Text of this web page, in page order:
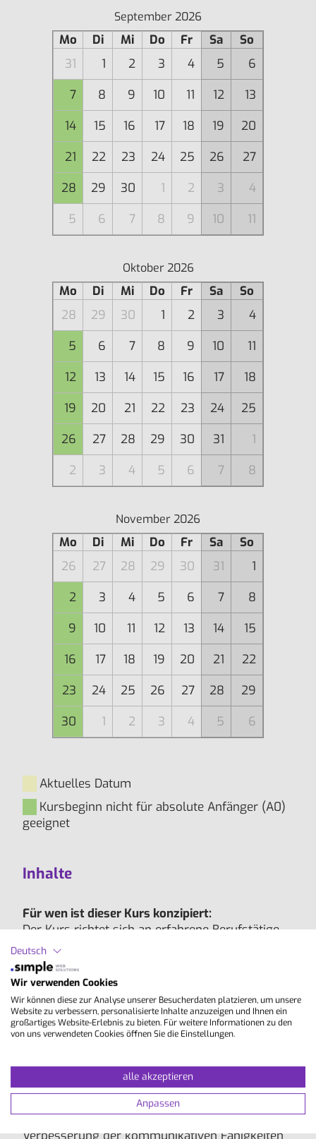
September 2026
Mo Di Mi Do Fr Sa
So
31
1 2 3 4 5
6
7
8 9 10 11 12
13
14
15 16 17 18 19
20
21
22 23 24 25 26
27
28
29 30 1 2 3
4
5
6 7 8 9 10 11
Oktober 2026
Mo Di Mi Do Fr Sa
So
28
29 30 1 2 3
4
5
6 7 8 9 10
11
12
13 14 15 16 17
18
19
20 21 22 23 24
25
26
27 28 29 30 31
1
2
3 4 5 6 7 8
November 2026
Mo Di Mi Do Fr Sa
So
26
27 28 29 30 31
1
2
3 4 5 6 7
8
9
10 11 12 13 14
15
16
17 18 19 20 21
22
23
24 25 26 27 28
29
30
1 2 3 4 5 6
Aktuelles Datum
Kursbeginn nicht für absolute Anfänger (A0)
geeignet
Inhalte
Für wen ist dieser Kurs konzipiert:
Der Kurs richtet sich an erfahrene Berufstätige,
die ihre Kenntnisse in Business English in kurzer
Zeit vertiefen und ausbauen möchten. Die
Teilnehmer kommen in der Regel aus den
Bereichen Finanzwesen, Gastgewerbe und
Tourismus, Rechtswesen, Medien, Produktion,
Management und Geschäftsführung, Pharmazie,
Verkauf und Marketing, Logistik, Vertrieb,
Produktionsmanagement.
Der Kurs legt den Schwerpunkt auf die
Verbesserung der kommunikativen Fähigkeiten
Deutsch
Wir verwenden Cookies
Wir können diese zur Analyse unserer Besucherdaten platzieren, um unsere
Website zu verbessern, personalisierte Inhalte anzuzeigen und Ihnen ein
großartiges Website-Erlebnis zu bieten. Für weitere Informationen zu den
von uns verwendeten Cookies öffnen Sie die Einstellungen.
alle akzeptieren
Anpassen